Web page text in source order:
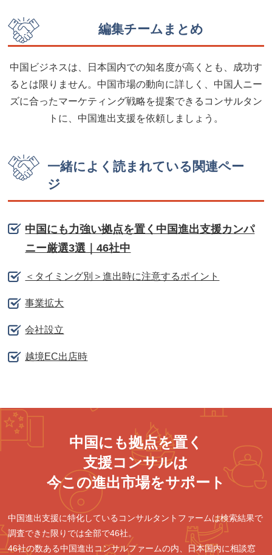
編集チームまとめ
中国ビジネスは、日本国内での知名度が高くとも、成功す
るとは限りません。中国市場の動向に詳しく、中国人ニー
ズに合ったマーケティング戦略を提案できるコンサルタン
トに、中国進出支援を依頼しましょう。
一緒によく読まれている関連ペー
ジ
中国にも力強い拠点を置く中国進出支援カンパ
ニー厳選3選｜46社中
＜タイミング別＞進出時に注意するポイント
事業拡大
会社設立
越境EC出店時
中国にも拠点を置く
支援コンサルは
今この進出市場をサポート
中国進出支援に特化しているコンサルタントファームは検索結果で
調査できた限りでは全部で46社。
46社の数ある中国進出コンサルファームの内、日本国内に相談窓